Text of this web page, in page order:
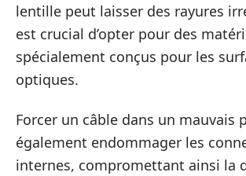
lentille peut laisser des rayures
est crucial d’opter pour des
spécialement conçus pour les
optiques.
Forcer un câble dans un mauvais
également endommager les
internes, compromettant ainsi la